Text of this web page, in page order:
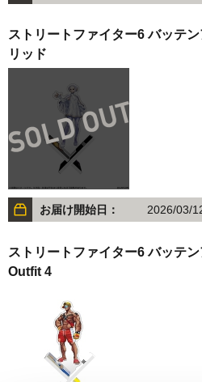
ストリートファイター6 バッテ
リッド
お届け開始日： 2026/03/
ストリートファイター6 バッテ
Outfit 4